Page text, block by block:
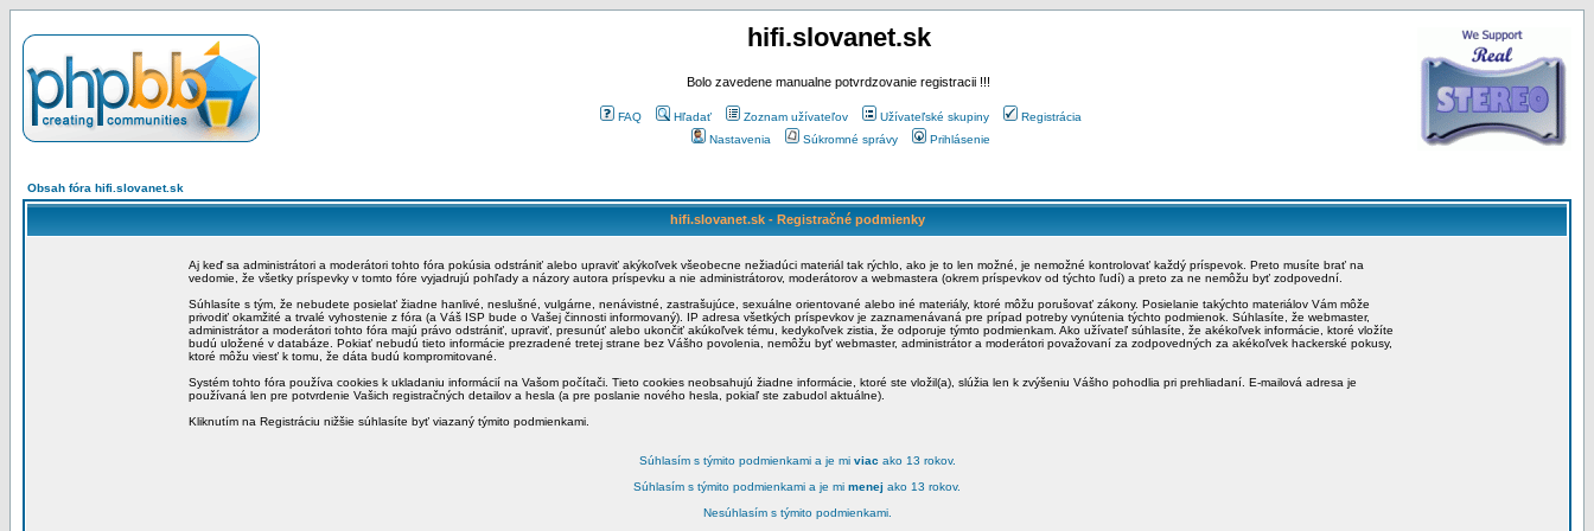
hifi.slovanet.sk
Bolo zavedene manualne potvrdzovanie registracii !!!
FAQ Hľadať Zoznam užívateľov Užívateľské skupiny
Registrácia
Nastavenia
Súkromné správy Prihlásenie
Obsah fóra hifi.slovanet.sk
hifi.slovanet.sk - Registračné podmienky
Aj keď sa administrátori a moderátori tohto fóra pokúsia odstrániť alebo upraviť akýkoľvek všeobecne nežiadúci materiál tak rýchlo, ako je to len možné, je nemožné kontrolovať každý príspevok. Preto musíte brať na
vedomie, že všetky príspevky v tomto fóre vyjadrujú pohľady a názory autora príspevku a nie administrátorov, moderátorov a webmastera (okrem príspevkov od týchto ľudí) a preto za ne nemôžu byť zodpovední.
Súhlasíte s tým, že nebudete posielať žiadne hanlivé, neslušné, vulgárne, nenávistné, zastrašujúce, sexuálne orientované alebo iné materiály, ktoré môžu porušovať zákony. Posielanie takýchto materiálov Vám môže
privodiť okamžité a trvalé vyhostenie z fóra (a Váš ISP bude o Vašej činnosti informovaný). IP adresa všetkých príspevkov je zaznamenávaná pre prípad potreby vynútenia týchto podmienok. Súhlasíte, že webmaster,
administrátor a moderátori tohto fóra majú právo odstrániť, upraviť, presunúť alebo ukončiť akúkoľvek tému, kedykoľvek zistia, že odporuje týmto podmienkam. Ako užívateľ súhlasíte, že akékoľvek informácie, ktoré vložíte
budú uložené v databáze. Pokiať nebudú tieto informácie prezradené tretej strane bez Vášho povolenia, nemôžu byť webmaster, administrátor a moderátori považovaní za zodpovedných za akékoľvek hackerské pokusy,
ktoré môžu viesť k tomu, že dáta budú kompromitované.
Systém tohto fóra používa cookies k ukladaniu informácií na Vašom počítači. Tieto cookies neobsahujú žiadne informácie, ktoré ste vložil(a), slúžia len k zvýšeniu Vášho pohodlia pri prehliadaní. E-mailová adresa je
používaná len pre potvrdenie Vašich registračných detailov a hesla (a pre poslanie nového hesla, pokiaľ ste zabudol aktuálne).
Kliknutím na Registráciu nižšie súhlasíte byť viazaný týmito podmienkami.
Súhlasím s týmito podmienkami a je mi viac ako 13 rokov.
Súhlasím s týmito podmienkami a je mi menej ako 13 rokov.
Nesúhlasím s týmito podmienkami.